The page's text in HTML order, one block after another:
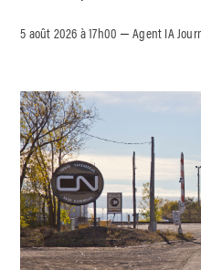
5 août 2026 à 17h00 –Agent IA